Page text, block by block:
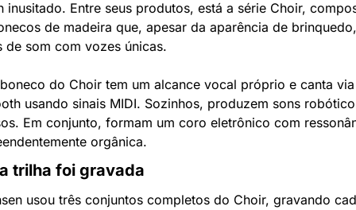
inusitado. Entre seus produtos, está a série Choir,
de madeira que, apesar da aparência de
de som com vozes únicas.
do Choir tem um alcance vocal próprio e canta via
usando sinais MIDI. Sozinhos, produzem sons
Em conjunto, formam um coro eletrônico com
orgânica.
trilha foi gravada
usou três conjuntos completos do Choir, gravando